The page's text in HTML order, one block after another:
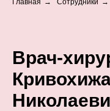
Главная → Сотрудники →
Врач-